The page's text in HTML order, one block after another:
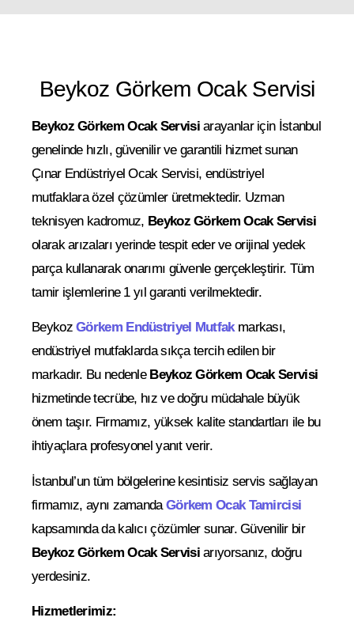
Beykoz Görkem Ocak Servisi
Beykoz Görkem Ocak Servisiarayanlar için İstanbul
genelinde hızlı, güvenilir ve garantili hizmet sunan
Çınar Endüstriyel Ocak Servisi, endüstriyel
mutfaklara özel çözümler üretmektedir. Uzman
teknisyen kadromuz, Beykoz Görkem Ocak Servisi
olarak arızaları yerinde tespit eder ve orijinal yedek
parça kullanarak onarımı güvenle gerçekleştirir. Tüm
tamir işlemlerine 1 yıl garanti verilmektedir.
BeykozGörkem Endüstriyel Mutfakmarkası,
endüstriyel mutfaklarda sıkça tercih edilen bir
markadır. Bu nedenle Beykoz Görkem Ocak Servisi
hizmetinde tecrübe, hız ve doğru müdahale büyük
önem taşır. Firmamız, yüksek kalite standartları ile bu
ihtiyaçlara profesyonel yanıt verir.
İstanbul’un tüm bölgelerine kesintisiz servis sağlayan
firmamız, aynı zamanda Görkem Ocak Tamircisi
kapsamında da kalıcı çözümler sunar. Güvenilir bir
Beykoz Görkem Ocak Servisiarıyorsanız, doğru
yerdesiniz.
Hizmetlerimiz: